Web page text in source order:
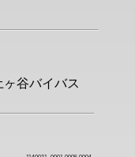
谷バイバス